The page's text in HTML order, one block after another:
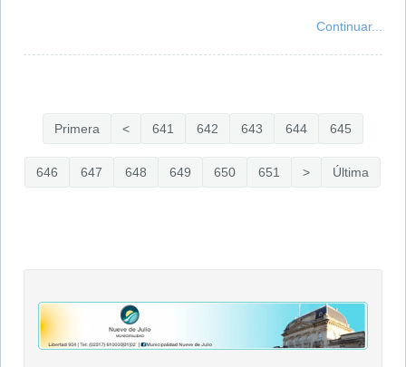
Continuar...
Primera < 641 642 643 644 645
646 647 648 649 650 651 > Última